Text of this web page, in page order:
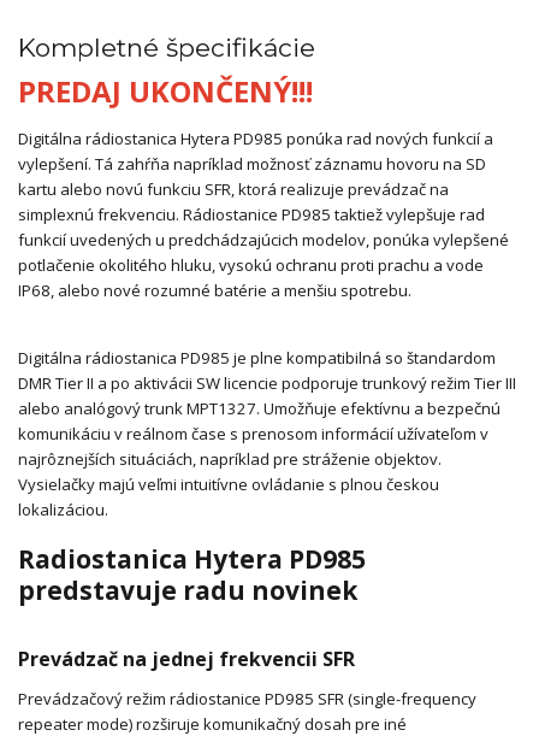
Kompletné špecifikácie
PREDAJ UKONČENÝ!!!
Digitálna rádiostanica Hytera PD985 ponúka rad nových funkcií a
vylepšení. Tá zahŕňa napríklad možnosť záznamu hovoru na SD
kartu alebo novú funkciu SFR, ktorá realizuje prevádzač na
simplexnú frekvenciu. Rádiostanice PD985 taktiež vylepšuje rad
funkcií uvedených u predchádzajúcich modelov, ponúka vylepšené
potlačenie okolitého hluku, vysokú ochranu proti prachu a vode
IP68, alebo nové rozumné batérie a menšiu spotrebu.
Digitálna rádiostanica PD985 je plne kompatibilná so štandardom
DMR Tier II a po aktivácii SW licencie podporuje trunkový režim Tier III
alebo analógový trunk MPT1327. Umožňuje efektívnu a bezpečnú
komunikáciu v reálnom čase s prenosom informácií užívateľom v
najrôznejších situáciách, napríklad pre stráženie objektov.
Vysielačky majú veľmi intuitívne ovládanie s plnou českou
lokalizáciou.
Radiostanica Hytera PD985
predstavuje radu novinek
Prevádzač na jednej frekvencii SFR
Prevádzačový režim rádiostanice PD985 SFR (single-frequency
repeater mode) rozširuje komunikačný dosah pre iné